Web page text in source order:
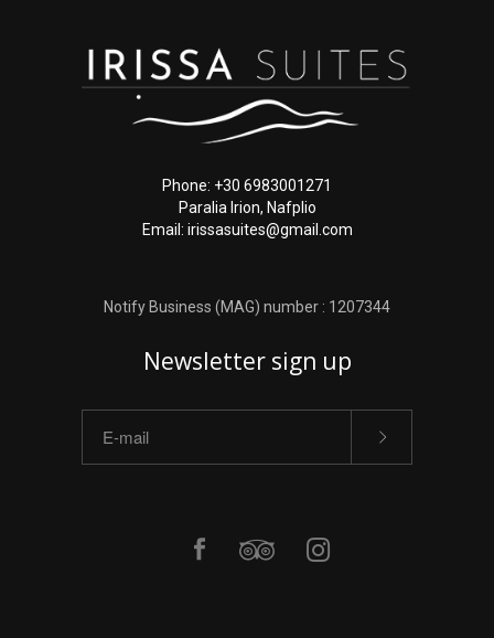
Phone: +30 6983001271
Paralia Irion, Nafplio
Email: irissasuites@gmail.com
Notify Business (MAG) number : 1207344
Newsletter sign up